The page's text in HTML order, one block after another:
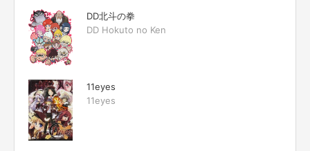
DD北斗の拳
DD Hokuto no Ken
11eyes
11eyes